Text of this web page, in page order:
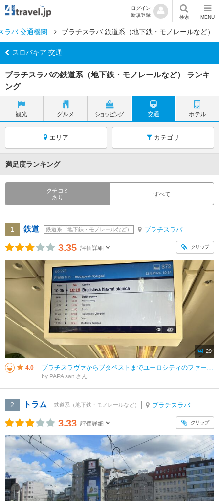
ログイン
新規登録
検索 MENU
ラバ 交通機関 ブラチスラバ 鉄道系（地下鉄・モノレールなど）
スロバキア 交通
ブラチスラバの鉄道系（地下鉄・モノレールなど） ランキ
ング
観光 グルメ ショッピング 交通 ホテル
エリア カテゴリ
満足度ランキング
クチコミ
あり
すべて
1 鉄道 鉄道系（地下鉄・モノレールなど） ブラチスラバ
3.35 評価詳細 クリップ
29
4.0 ブラチスラヴァからブタペストまでユーロシティのファーストクラスを利用した。18ユーロでチェコ国鉄のホームページから事前購入。omioやobbでは割引料金がなかったので、こちらがお勧め。メールに添付されたQRコードを車内検札
by PAPA san
2 トラム 鉄道系（地下鉄・モノレールなど） ブラチスラバ
3.33 評価詳細 クリップ